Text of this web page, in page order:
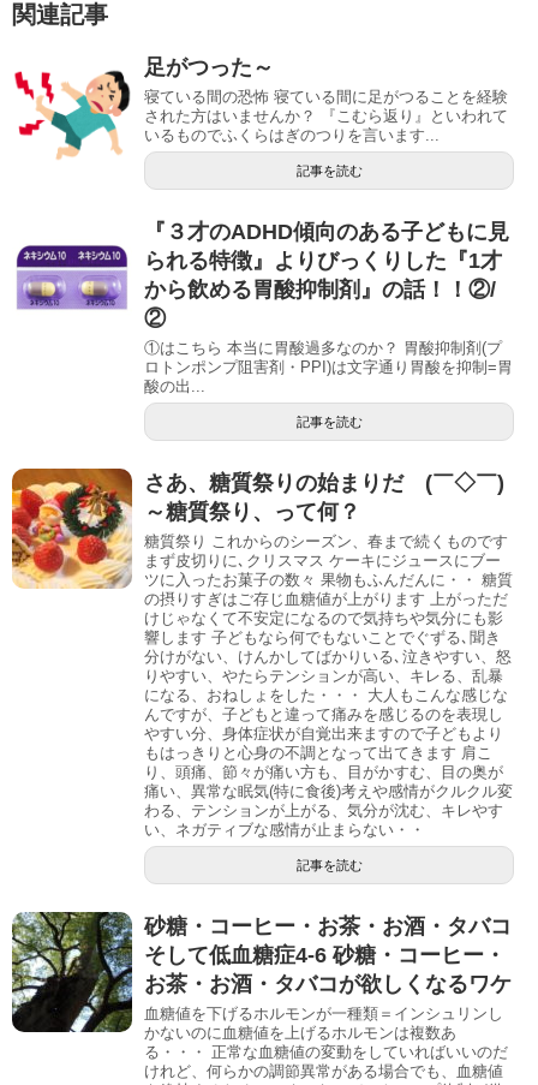
関連記事
足がつった～
寝ている間の恐怖 寝ている間に足がつることを経験
された方はいませんか？ 『こむら返り』といわれて
いるものでふくらはぎのつりを言います...
記事を読む
『３才のADHD傾向のある子どもに見
られる特徴』よりびっくりした『1才
から飲める胃酸抑制剤』の話！！②/
②
①はこちら 本当に胃酸過多なのか？ 胃酸抑制剤(プ
ロトンポンプ阻害剤・PPI)は文字通り胃酸を抑制=胃
酸の出...
記事を読む
さあ、糖質祭りの始まりだ (￣◇￣)
～糖質祭り、って何？
糖質祭り これからのシーズン、春まで続くものです
まず皮切りに､クリスマス ケーキにジュースにブー
ツに入ったお菓子の数々 果物もふんだんに・・ 糖質
の摂りすぎはご存じ血糖値が上がります 上がっただ
けじゃなくて不安定になるので気持ちや気分にも影
響します 子どもなら何でもないことでぐずる､聞き
分けがない、けんかしてばかりいる､泣きやすい、怒
りやすい、やたらテンションが高い、キレる、乱暴
になる、おねしょをした・・・ 大人もこんな感じな
んですが、子どもと違って痛みを感じるのを表現し
やすい分、身体症状が自覚出来ますので子どもより
もはっきりと心身の不調となって出てきます 肩こ
り、頭痛、節々が痛い方も、目がかすむ、目の奥が
痛い、異常な眠気(特に食後)考えや感情がクルクル変
わる、テンションが上がる、気分が沈む、キレやす
い、ネガティブな感情が止まらない・・
記事を読む
砂糖・コーヒー・お茶・お酒・タバコ
そして低血糖症4-6 砂糖・コーヒー・
お茶・お酒・タバコが欲しくなるワケ
血糖値を下げるホルモンが一種類＝インシュリンし
かないのに血糖値を上げるホルモンは複数あ
る・・・ 正常な血糖値の変動をしていればいいのだ
けれど、何らかの調節異常がある場合でも、血糖値